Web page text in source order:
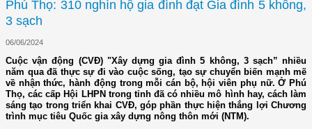
Phú Thọ: 310 nghìn hộ gia đình đạt Gia đình 5 không,
3 sạch
06/06/2024
Cuộc vận động (CVĐ) "Xây dựng gia đình 5 không, 3 sạch” nhiều
năm qua đã thực sự đi vào cuộc sống, tạo sự chuyển biến mạnh mẽ
về nhận thức, hành động trong mỗi cán bộ, hội viên phụ nữ. Ở Phú
Thọ, các cấp Hội LHPN trong tỉnh đã có nhiều mô hình hay, cách làm
sáng tạo trong triển khai CVĐ, góp phần thực hiện thắng lợi Chương
trình mục tiêu Quốc gia xây dựng nông thôn mới (NTM).